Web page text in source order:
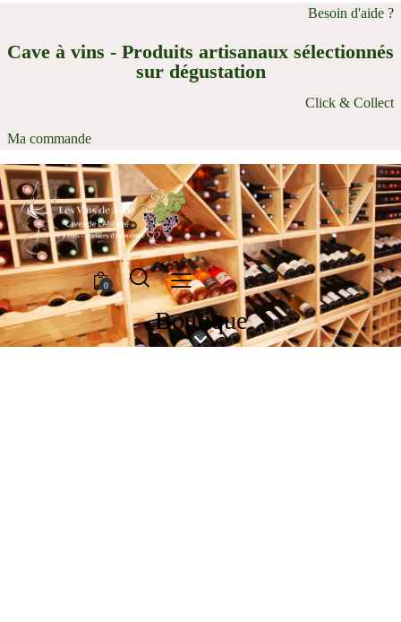
Besoin d'aide ?
Cave à vins - Produits artisanaux sélectionnés
sur dégustation
Click & Collect
Ma commande
0
Boutique